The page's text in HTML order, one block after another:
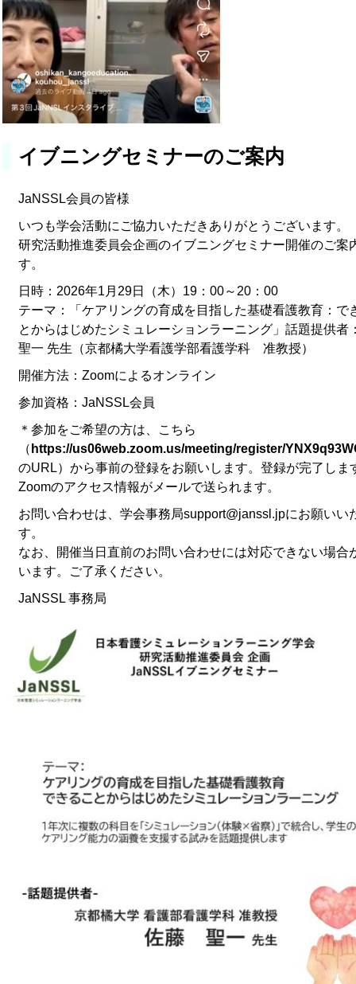
イブニングセミナーのご案内
JaNSSL会員の皆様
いつも学会活動にご協力いただきありがとうございます。
研究活動推進委員会企画のイブニングセミナー開催のご案
す。
日時：2026年1月29日（木）19：00～20：00
テーマ：「ケアリングの育成を目指した基礎看護教育：で
とからはじめたシミュレーションラーニング」話題提供者
聖一 先生（京都橘大学看護学部看護学科 准教授）
開催方法：Zoomによるオンライン
参加資格：JaNSSL会員
＊参加をご希望の方は、こちら
（ https://us06web.zoom.us/meeting/register/
のURL）から事前の登録をお願いします。登録が完了しま
Zoomのアクセス情報がメールで送られます。
お問い合わせは、学会事務局support@janssl.jpにお願いい
す。
なお、開催当日直前のお問い合わせには対応できない場合
います。ご了承ください。
JaNSSL 事務局